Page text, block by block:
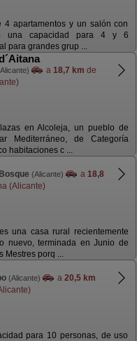
4 apartamentos y un salón con
una capacidad para 4 y 6
para grandes grup ...
a 18,7 km de
en Alcoleja, un pueblo de
Mediterráneo, de Categoría
habitaciones c ...
(Alicante) a 18,8
(Alicante)
una casa rural recientemente
nuevo, terminada en Junio de
Mestres porq ...
(Alicante) a 20,5 km
para 10 personas, de uso